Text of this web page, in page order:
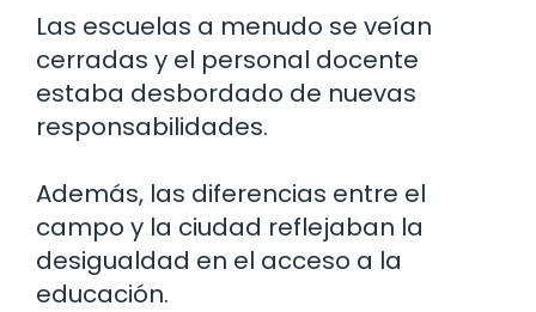
Las escuelas a menudo se veían
cerradas y el personal docente
estaba desbordado de nuevas
responsabilidades.
Además, las diferencias entre el
campo y la ciudad reflejaban la
desigualdad en el acceso a la
educación.